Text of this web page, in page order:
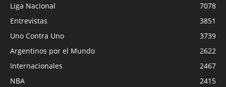
Liga Nacional
7078
Entrevistas
3851
Uno Contra Uno
3739
Argentinos por el Mundo
2622
Internacionales
2467
NBA
2415